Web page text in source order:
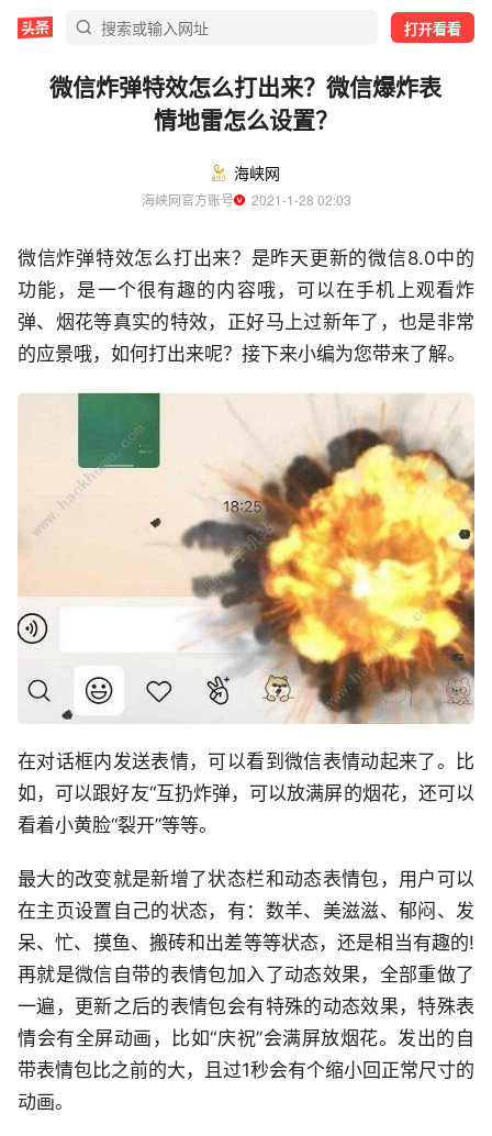
打开看看
微信炸弹特效怎么打出来？微信爆炸表
情地雷怎么设置？
海峡网
海峡网官方账号
  2021-1-28 02:03
微信炸弹特效怎么打出来？是昨天更新的微信8.0中的
功能，是一个很有趣的内容哦，可以在手机上观看炸
弹、烟花等真实的特效，正好马上过新年了，也是非常
的应景哦，如何打出来呢？接下来小编为您带来了解。
在对话框内发送表情，可以看到微信表情动起来了。比
如，可以跟好友“互扔炸弹，可以放满屏的烟花，还可以
看着小黄脸“裂开”等等。
最大的改变就是新增了状态栏和动态表情包，用户可以
在主页设置自己的状态，有：数羊、美滋滋、郁闷、发
呆、忙、摸鱼、搬砖和出差等等状态，还是相当有趣的!
再就是微信自带的表情包加入了动态效果，全部重做了
一遍，更新之后的表情包会有特殊的动态效果，特殊表
情会有全屏动画，比如“庆祝”会满屏放烟花。发出的自
带表情包比之前的大，且过1秒会有个缩小回正常尺寸的
动画。